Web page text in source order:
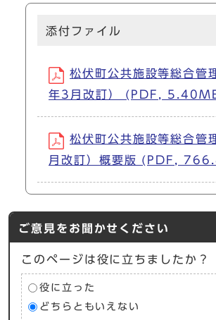
添付ファイル
松伏町公共施設等総合管
年3月改訂） (PDF,
松伏町公共施設等総合管
月改訂）概要版 (PDF,
ご意見をお聞かせください
このページは役に立ちましたか？
役に立った
どちらともいえない